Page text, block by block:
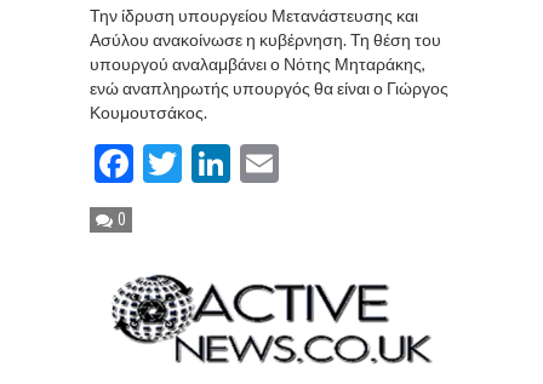
Την ίδρυση υπουργείου Μετανάστευσης και
Ασύλου ανακοίνωσε η κυβέρνηση. Τη θέση του
υπουργού αναλαμβάνει ο Νότης Μηταράκης,
ενώ αναπληρωτής υπουργός θα είναι ο Γιώργος
Κουμουτσάκος.
Facebook
TwitterLinkedIn
0